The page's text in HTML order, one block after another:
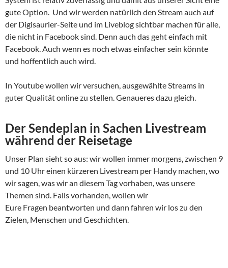
gute Option. Und wir werden natürlich den Stream auch auf
der Digisaurier-Seite und im Liveblog sichtbar machen für alle,
die nicht in Facebook sind. Denn auch das geht einfach mit
Facebook. Auch wenn es noch etwas einfacher sein könnte
und hoffentlich auch wird.
In Youtube wollen wir versuchen, ausgewählte Streams in
guter Qualität online zu stellen. Genaueres dazu gleich.
Der Sendeplan in Sachen Livestream
während der Reisetage
Unser Plan sieht so aus: wir wollen immer morgens, zwischen 9
und 10 Uhr einen kürzeren Livestream per Handy machen, wo
wir sagen, was wir an diesem Tag vorhaben, was unsere
Themen sind. Falls vorhanden, wollen wir
Eure Fragen beantworten und dann fahren wir los zu den
Zielen, Menschen und Geschichten.